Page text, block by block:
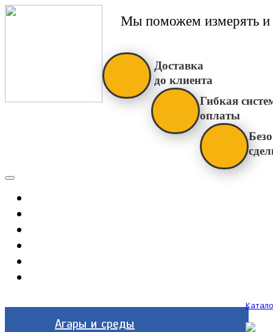
Мы поможем измерять и
Доставка
до клиента
Гибкая
оплаты
Агары и среды